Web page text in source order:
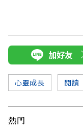
加好友
心靈成長 閱讀
熱門